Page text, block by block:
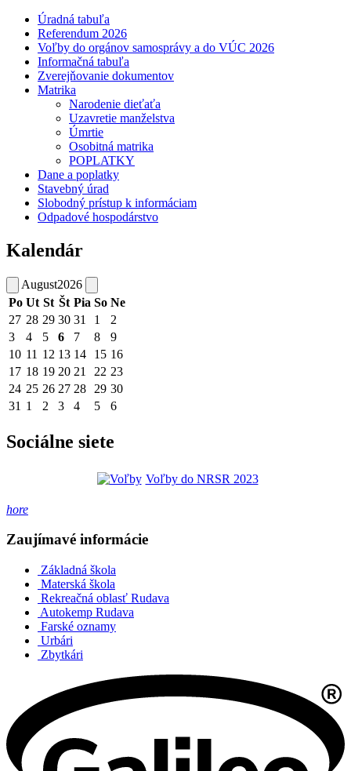
Úradná tabuľa
Referendum 2026
Voľby do orgánov samosprávy a do VÚC 2026
Informačná tabuľa
Zverejňovanie dokumentov
Matrika
Narodenie dieťaťa
Uzavretie manželstva
Úmrtie
Osobitná matrika
POPLATKY
Dane a poplatky
Stavebný úrad
Slobodný prístup k informáciam
Odpadové hospodárstvo
Kalendár
August2026
Po Ut St Št Pia So Ne
27 28 29 30 31 1
2
3
4 5 6 7 8
9
10 11 12 13 14 15 16
17 18 19 20 21 22 23
24 25 26 27 28 29 30
31 1 2 3 4 5 6
Sociálne siete
Voľby do NRSR 2023
hore
Zaujímavé informácie
Základná škola
Materská škola
Rekreačná oblasť Rudava
Autokemp Rudava
Farské oznamy
Urbári
Zbytkári